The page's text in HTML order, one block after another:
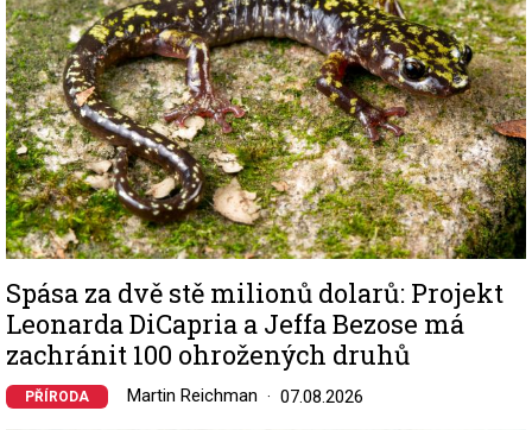
Spása za dvě stě milionů dolarů: Projekt
Leonarda DiCapria a Jeffa Bezose má
zachránit 100 ohrožených druhů
PŘÍRODA Martin Reichman 07.08.2026